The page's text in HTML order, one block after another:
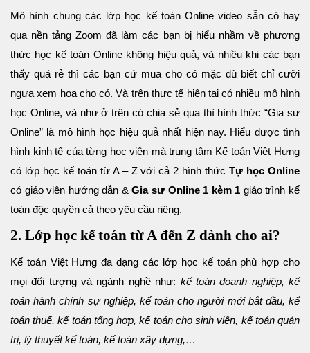
Mô hình chung các lớp học kế toán Online video sẵn có hay
qua nền tảng Zoom đã làm các bạn bị hiểu nhầm về phương
thức học kế toán Online không hiệu quả, và nhiều khi các bạn
thấy quá rẻ thì các bạn cứ mua cho có mặc dù biết chỉ cưỡi
ngựa xem hoa cho có. Và trên thực tế hiện tại có nhiều mô hình
học Online, và như ở trên có chia sẻ qua thì hình thức “Gia sư
Online” là mô hình học hiệu quả nhất hiện nay. Hiểu được tình
hình kinh tế của từng học viên mà trung tâm Kế toán Việt Hưng
có lớp học kế toán từ A – Z với cả 2 hình thứcTự học Online
có giáo viên hướng dẫn &Gia sư Online 1 kèm 1 giáo trình kế
toán độc quyền cả theo yêu cầu riêng.
2. Lớp học kế toán từ A đến Z dành cho ai?
Kế toán Việt Hưng đa dạng các lớp học kế toán phù hợp cho
mọi đối tượng và ngành nghề như: kế toán doanh nghiệp, kế
toán hành chính sự nghiệp, kế toán cho người mới bắt đầu, kế
toán thuế, kế toán tổng hợp, kế toán cho sinh viên, kế toán quản
trị, lý thuyết kế toán, kế toán xây dựng,…